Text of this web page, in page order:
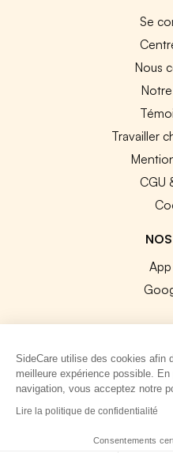
Se
Nous
Travailler
CGU
© 2026 SideCare.
SideCare utilise des cookies afin
meilleure expérience possible.
navigation, vous acceptez notre
Lire la politique de confidentialité
Consentements